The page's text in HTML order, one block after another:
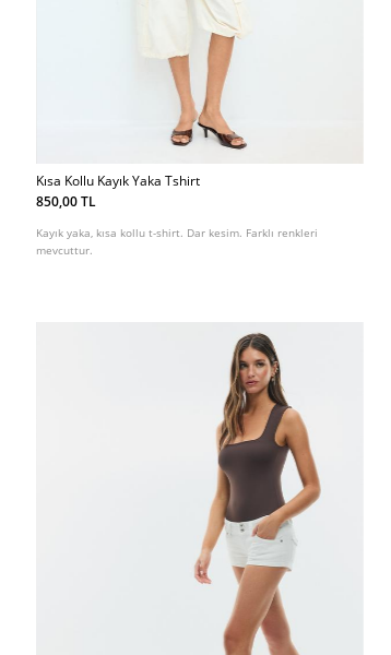
Kısa Kollu Kayık Yaka Tshirt
850,00 TL
Kayık yaka, kısa kollu t-shirt. Dar kesim. Farklı renkleri
mevcuttur.